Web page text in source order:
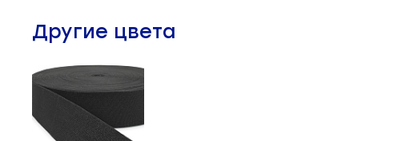
Нетканые материалы
Установочное оборудование
Другие цвета